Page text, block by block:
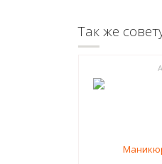
Так же